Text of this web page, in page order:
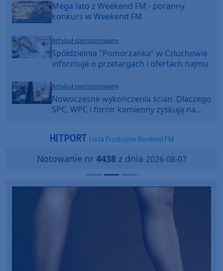
Mega lato z Weekend FM - poranny
konkurs w Weekend FM
Artykuł sponsorowany
Spółdzielnia "Pomorzanka" w Człuchowie
informuje o przetargach i ofertach najmu
Artykuł sponsorowany
Nowoczesne wykończenia ścian. Dlaczego
SPC, WPC i fornir kamienny zyskują na
HITPORT Lista Przebojów Weekend FM
Notowanie nr 4438z dnia 2026-08-07